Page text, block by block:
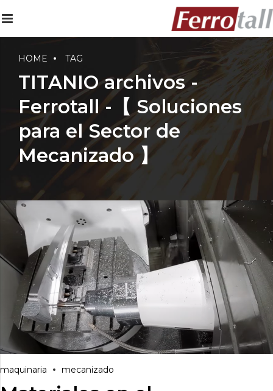
HOME TAG
TITANIO archivos -
Ferrotall -【 Soluciones
para el Sector de
Mecanizado 】
maquinaria mecanizado